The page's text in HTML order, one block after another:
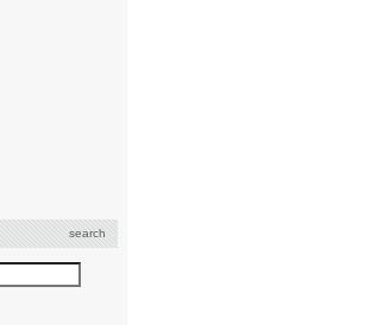
search